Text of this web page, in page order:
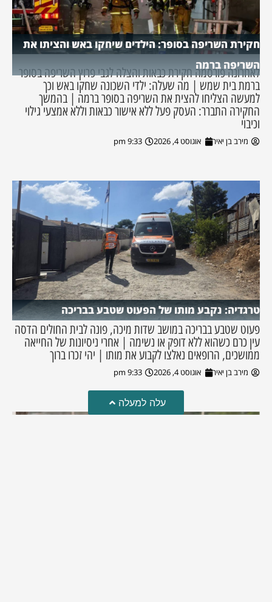
חקירת השריפה בסופר: הילדים שיחקו באש והציתו את
השריפה ברמה
לאחרונה פורסמה חקירת כבאות והצלה לגבי פרוץ השריפה בסופר
ברמת בית שמש | מה שעלה: ילדי השכונה שחקו באש וכך
למעשה הצליחו להצית את השריפה בסופר ברמה | בהמשך
החקירה התברר: העסק פעל ללא אישור כבאות וללא אמצעי גילוי
וכיבוי
מירב בן יאיר אוגוסט 4, 2026 9:33 pm
טרגדיה: נקבע מותו של הפעוט שטבע בבריכה
פעוט שטבע בבריכה במושב שדות מיכה, פונה לבית החולים הדסה
עין כרם כשהוא ללא דופק או נשימה | אחרי ניסיונות של החייאה
ממושכים, הרופאים נאלצו לקבוע את מותו | יהי זכרו ברוך
מירב בן יאיר אוגוסט 4, 2026 9:33 pm
עלה למעלה